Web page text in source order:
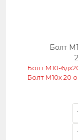
Болт
Болт М10-
Болт М10х 20